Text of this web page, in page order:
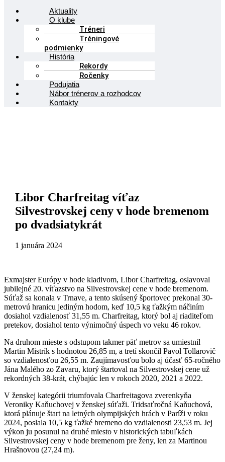
Aktuality
O klube
Tréneri
Tréningové
podmienky
História
Rekordy
Ročenky
Podujatia
Nábor trénerov a rozhodcov
Kontakty
Libor Charfreitag víťaz
Silvestrovskej ceny v hode bremenom
po dvadsiatykrát
1 januára 2024
Exmajster Európy v hode kladivom, Libor Charfreitag, oslavoval
jubilejné 20. víťazstvo na Silvestrovskej cene v hode bremenom.
Súťaž sa konala v Trnave, a tento skúsený športovec prekonal 30-
metrovú hranicu jediným hodom, keď 10,5 kg ťažkým náčiním
dosiahol vzdialenosť 31,55 m. Charfreitag, ktorý bol aj riaditeľom
pretekov, dosiahol tento výnimočný úspech vo veku 46 rokov.
Na druhom mieste s odstupom takmer päť metrov sa umiestnil
Martin Mistrík s hodnotou 26,85 m, a tretí skončil Pavol Tollarovič
so vzdialenosťou 26,55 m. Zaujímavosťou bolo aj účasť 65-ročného
Jána Malého zo Zavaru, ktorý štartoval na Silvestrovskej cene už
rekordných 38-krát, chýbajúc len v rokoch 2020, 2021 a 2022.
V ženskej kategórii triumfovala Charfreitagova zverenkyňa
Veroniky Kaňuchovej v ženskej súťaži. Tridsaťročná Kaňuchová,
ktorá plánuje štart na letných olympijských hrách v Paríži v roku
2024, poslala 10,5 kg ťažké bremeno do vzdialenosti 23,53 m. Jej
výkon ju posunul na druhé miesto v historických tabuľkách
Silvestrovskej ceny v hode bremenom pre ženy, len za Martinou
Hrašnovou (27,24 m).